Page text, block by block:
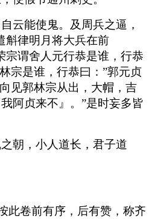
云能使鬼。及周兵之逼，
斛律明月将大兵在前
宗谓舍人元行恭是谁，行恭
宗是谁，行恭曰：”郭元贞
见郭林宗从出，大帽，吉
阿贞来不』。”是时妄多皆
朝，小人道长，君子道
卷前有序，后有赞，称齐